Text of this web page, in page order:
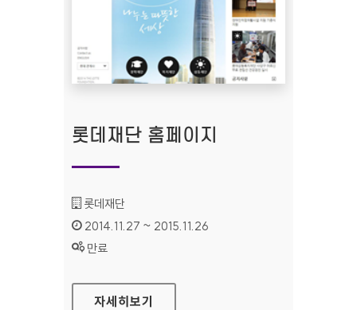
롯데재단 홈페이지
기관명 :
롯데재단
인증기간 :
2014.11.27 ~ 2015.11.26
상태 :
만료
롯데재단 홈페이지
자세히보기